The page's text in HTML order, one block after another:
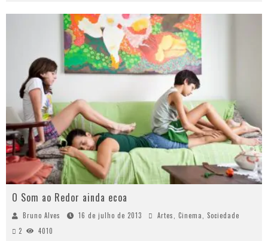
O Som ao Redor ainda ecoa
Bruno Alves 16 de julho de 2013 Artes Cinema
Sociedade
2
4010